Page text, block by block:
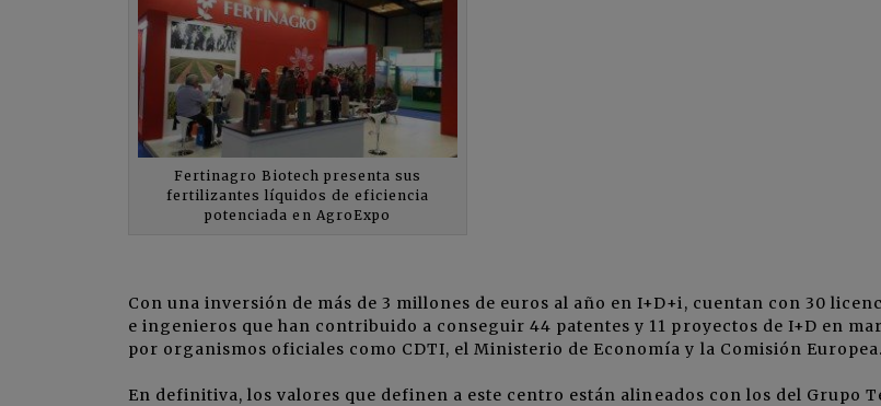
Fertinagro Biotech presenta sus
fertilizantes líquidos de eficiencia
potenciada en AgroExpo
Con una inversión de más de 3 millones de euros al año en I+D+i, cuentan con 30
e ingenieros que han contribuido a conseguir 44 patentes y 11 proyectos de I+D en
por organismos oficiales como CDTI, el Ministerio de Economía y la Comisión Europea.
En definitiva, los valores que definen a este centro están alineados con los del Grupo